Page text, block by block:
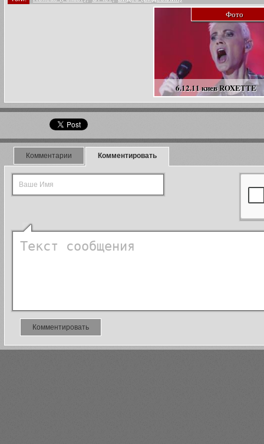
Фото
6.12.11 киев ROXETTE
Комментарии Комментировать
Комментировать